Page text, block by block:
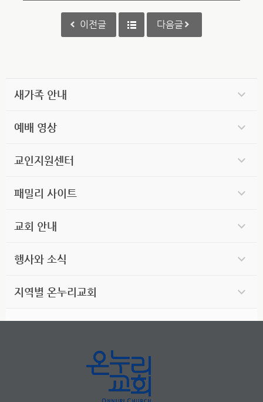
이전글 다음글
새가족 안내
예배 영상
교인지원센터
패밀리 사이트
교회 안내
행사와 소식
지역별 온누리교회